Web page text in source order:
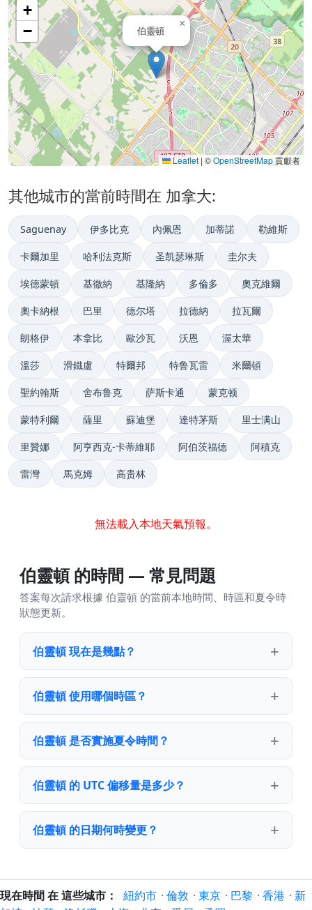
伯靈頓
×
+
−
Leaflet | ©OpenStreetMap貢獻者
其他城市的當前時間在 加拿大:
Saguenay 伊多比克 內佩恩 加蒂諾 勒維斯
卡爾加里 哈利法克斯 圣凯瑟琳斯 圭尔夫
埃德蒙頓 基徹納 基隆納 多倫多 奧克維爾
奧卡納根 巴里 德尔塔 拉德納 拉瓦爾
朗格伊 本拿比 歐沙瓦 沃恩 渥太華
溫莎 滑鐵盧 特爾邦 特鲁瓦雷 米爾頓
聖約翰斯 舍布鲁克 萨斯卡通 蒙克顿
蒙特利爾 薩里 蘇迪堡 達特茅斯 里士满山
里贊娜 阿亨西克-卡蒂維耶 阿伯茨福德 阿積克
雷灣 馬克姆 高贵林
無法載入本地天氣預報。
伯靈頓 的時間 — 常見問題
答案每次請求根據 伯靈頓 的當前本地時間、時區和夏令時
狀態更新。
伯靈頓 現在是幾點？
伯靈頓 使用哪個時區？
伯靈頓 是否實施夏令時間？
伯靈頓 的 UTC 偏移量是多少？
伯靈頓 的日期何時變更？
現在時間 在 這些城市： 紐約市 · 倫敦 · 東京 · 巴黎 · 香港 · 新